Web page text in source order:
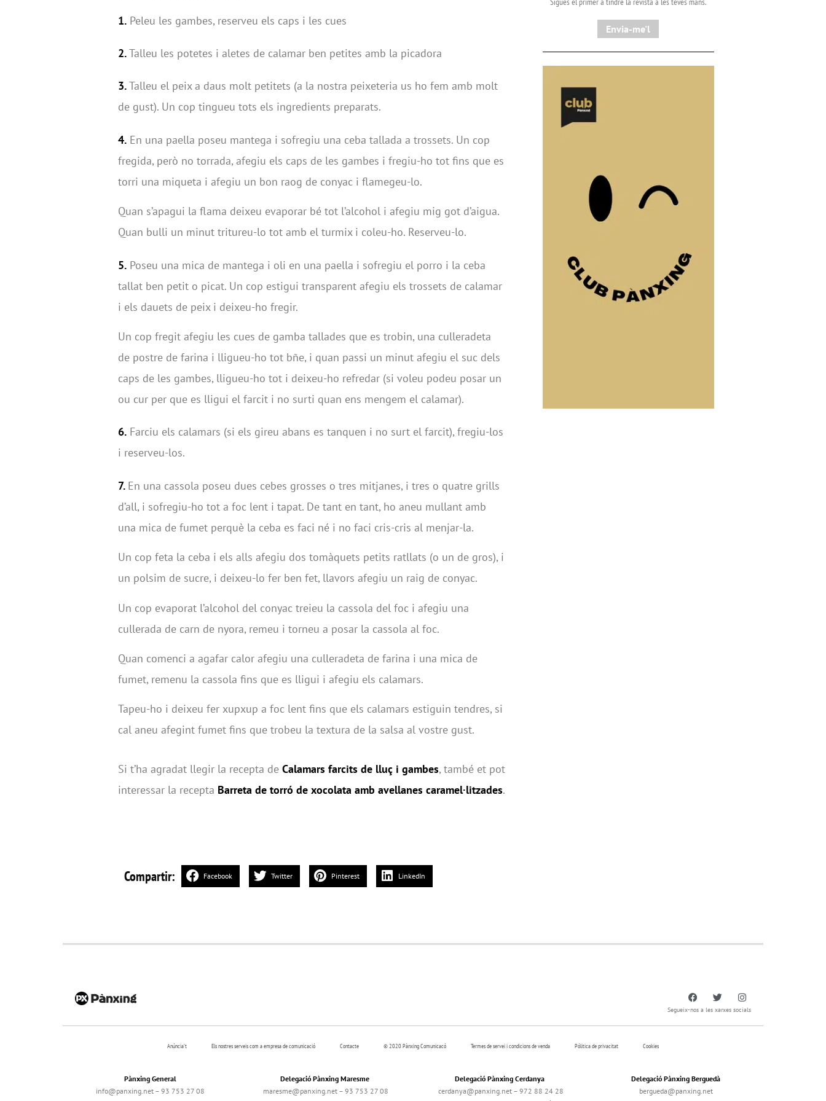
1. Peleu les gambes, reserveu els caps i les cues
2.Talleu les potetes i aletes de calamar ben petites amb la picadora
3.Talleu el peix a daus molt petitets (a la nostra peixeteria us ho fem amb molt
de gust). Un cop tingueu tots els ingredients preparats.
4. En una paella poseu mantega i sofregiu una ceba tallada a trossets. Un cop
fregida, però no torrada, afegiu els caps de les gambes i fregiu-ho tot fins que es
torri una miqueta i afegiu un bon raog de conyac i flamegeu-lo.
Quan s’apagui la flama deixeu evaporar bé tot l’alcohol i afegiu mig got d’aigua.
Quan bulli un minut tritureu-lo tot amb el turmix i coleu-ho. Reserveu-lo.
5. Poseu una mica de mantega i oli en una paella i sofregiu el porro i la ceba
tallat ben petit o picat. Un cop estigui transparent afegiu els trossets de calamar
i els dauets de peix i deixeu-ho fregir.
Un cop fregit afegiu les cues de gamba tallades que es trobin, una culleradeta
de postre de farina i lligueu-ho tot bñe, i quan passi un minut afegiu el suc dels
caps de les gambes, lligueu-ho tot i deixeu-ho refredar (si voleu podeu posar un
ou cur per que es lligui el farcit i no surti quan ens mengem el calamar).
6. Farciu els calamars (si els gireu abans es tanquen i no surt el farcit), fregiu-los
i reserveu-los.
7. En una cassola poseu dues cebes grosses o tres mitjanes, i tres o quatre grills
d’all, i sofregiu-ho tot a foc lent i tapat. De tant en tant, ho aneu mullant amb
una mica de fumet perquè la ceba es faci né i no faci cris-cris al menjar-la.
Un cop feta la ceba i els alls afegiu dos tomàquets petits ratllats (o un de gros), i
un polsim de sucre, i deixeu-lo fer ben fet, llavors afegiu un raig de conyac.
Un cop evaporat l’alcohol del conyac treieu la cassola del foc i afegiu una
cullerada de carn de nyora, remeu i torneu a posar la cassola al foc.
Quan comenci a agafar calor afegiu una culleradeta de farina i una mica de
fumet, remenu la cassola fins que es lligui i afegiu els calamars.
Tapeu-ho i deixeu fer xupxup a foc lent fins que els calamars estiguin tendres, si
cal aneu afegint fumet fins que trobeu la textura de la salsa al vostre gust.
Si t’ha agradat llegir la recepta de Calamars farcits de lluç i gambes, també et pot
interessar la recepta Barreta de torró de xocolata amb avellanes caramel·litzades.
Compartir: Facebook Twitter Pinterest LinkedIn
Envia-me'l
Segueix-nos a les xarxes socials
Anúncia’t Els nostres serveis com a empresa de comunicació Contacte © 2020 Pànxing Comunicacó Termes de servei i condicions de venda Pólitica de privacitat Cookies
Pànxing General
info@panxing.net – 93 753 27 08
Delegació Pànxing Maresme
maresme@panxing.net – 93 753 27 08
Delegació Pànxing Cerdanya
cerdanya@panxing.net – 972 88 24 28
Delegació Pànxing Berguedà
bergueda@panxing.net